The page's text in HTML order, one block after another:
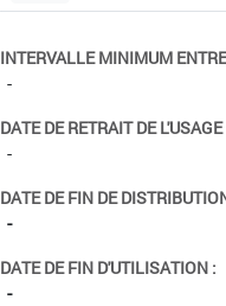
INTERVALLE MINIMUM
-
DATE DE RETRAIT DE L'USAGE
-
DATE DE FIN DE
-
DATE DE FIN D'UTILISATION :
-